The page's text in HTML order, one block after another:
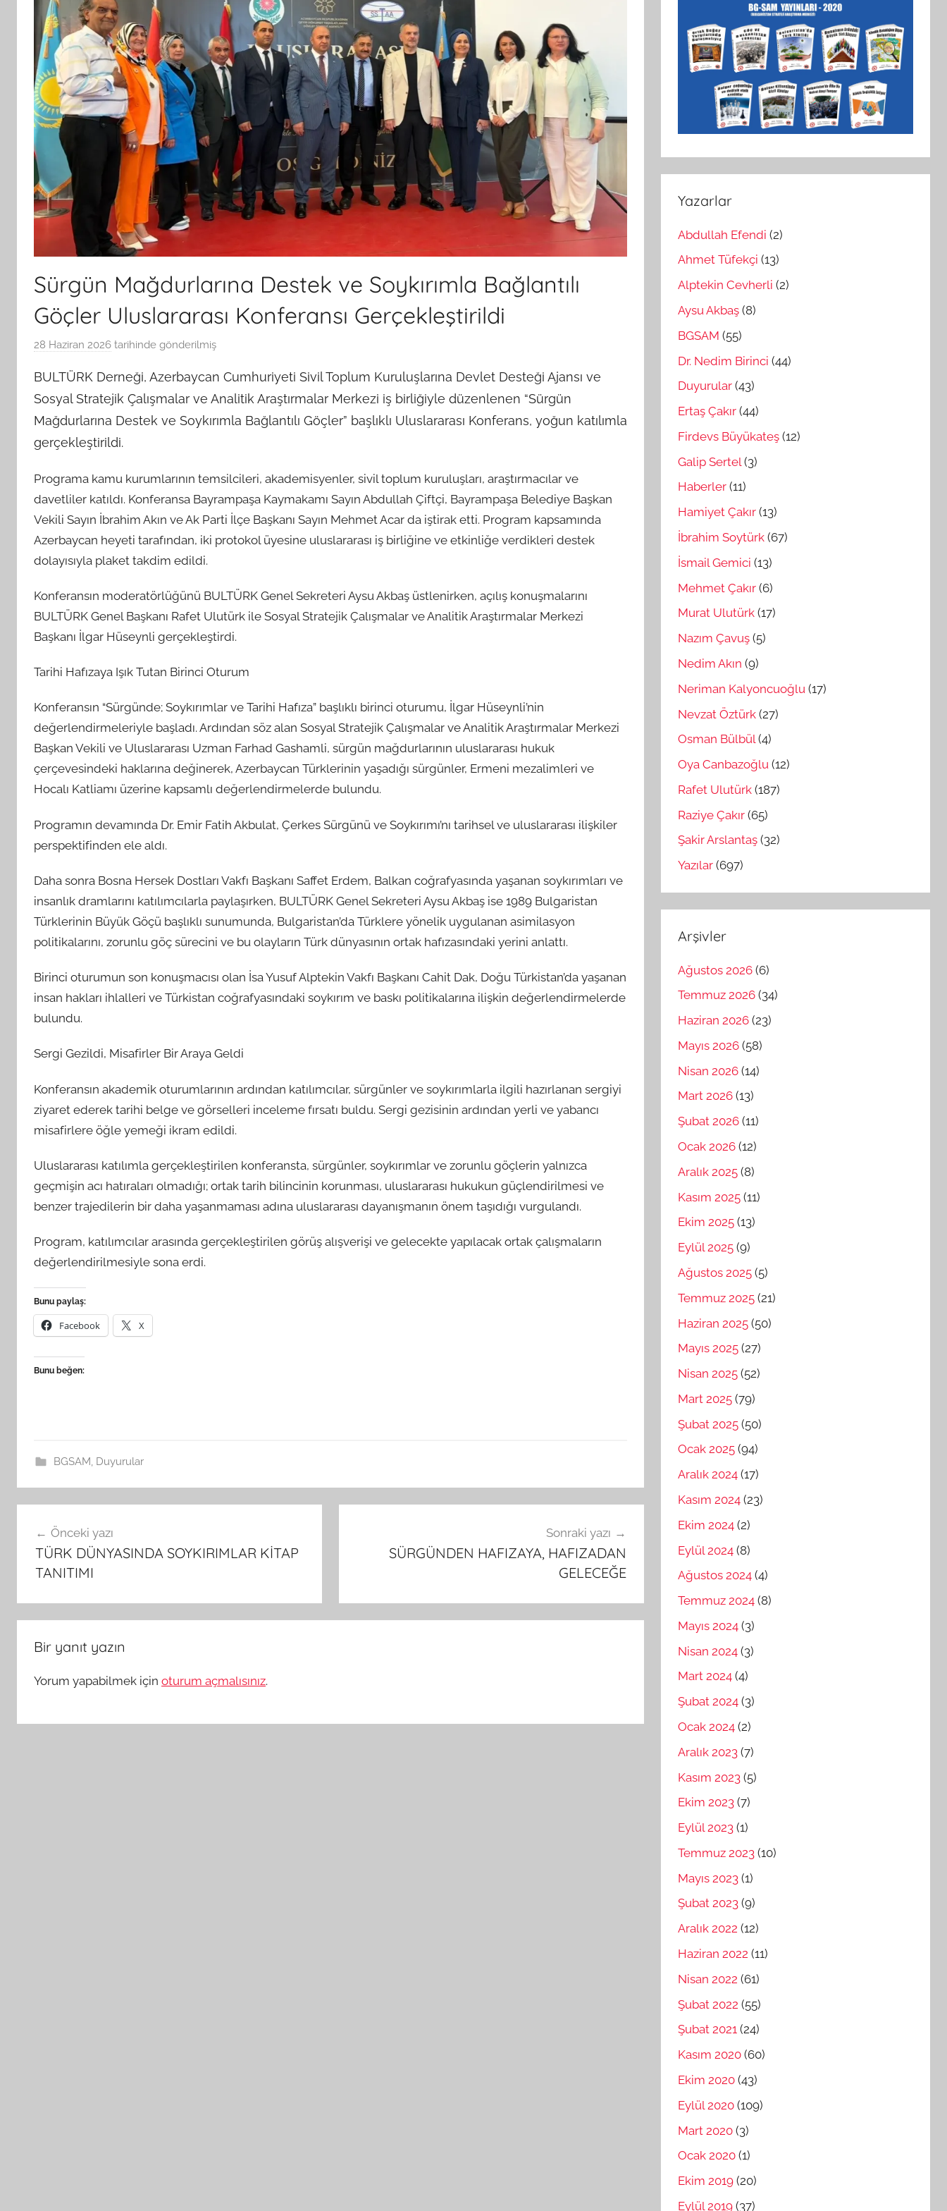
Sürgün Mağdurlarına Destek ve Soykırımla Bağlantılı
Göçler Uluslararası Konferansı Gerçekleştirildi
28 Haziran 2026 tarihinde gönderilmiş
S
A
M
n
n
BULTÜRK Derneği, Azerbaycan Cumhuriyeti Sivil Toplum Kuruluşlarına Devlet Desteği Ajansı ve
Sosyal Stratejik Çalışmalar ve Analitik Araştırmalar Merkezi iş birliğiyle düzenlenen “Sürgün
Mağdurlarına Destek ve Soykırımla Bağlantılı Göçler” başlıklı Uluslararası Konferans, yoğun katılımla
gerçekleştirildi.
Programa kamu kurumlarının temsilcileri, akademisyenler, sivil toplum kuruluşları, araştırmacılar ve
davetliler katıldı. Konferansa Bayrampaşa Kaymakamı Sayın Abdullah Çiftçi, Bayrampaşa Belediye Başkan
Vekili Sayın İbrahim Akın ve Ak Parti İlçe Başkanı Sayın Mehmet Acar da iştirak etti. Program kapsamında
Azerbaycan heyeti tarafından, iki protokol üyesine uluslararası iş birliğine ve etkinliğe verdikleri destek
dolayısıyla plaket takdim edildi.
Konferansın moderatörlüğünü BULTÜRK Genel Sekreteri Aysu Akbaş üstlenirken, açılış konuşmalarını
BULTÜRK Genel Başkanı Rafet Ulutürk ile Sosyal Stratejik Çalışmalar ve Analitik Araştırmalar Merkezi
Başkanı İlgar Hüseynli gerçekleştirdi.
Tarihi Hafızaya Işık Tutan Birinci Oturum
Konferansın “Sürgünde; Soykırımlar ve Tarihi Hafıza” başlıklı birinci oturumu, İlgar Hüseynli’nin
değerlendirmeleriyle başladı. Ardından söz alan Sosyal Stratejik Çalışmalar ve Analitik Araştırmalar Merkezi
Başkan Vekili ve Uluslararası Uzman Farhad Gashamli, sürgün mağdurlarının uluslararası hukuk
çerçevesindeki haklarına değinerek, Azerbaycan Türklerinin yaşadığı sürgünler, Ermeni mezalimleri ve
Hocalı Katliamı üzerine kapsamlı değerlendirmelerde bulundu.
Programın devamında Dr. Emir Fatih Akbulat, Çerkes Sürgünü ve Soykırımı’nı tarihsel ve uluslararası ilişkiler
perspektifinden ele aldı.
Daha sonra Bosna Hersek Dostları Vakfı Başkanı Saffet Erdem, Balkan coğrafyasında yaşanan soykırımları ve
insanlık dramlarını katılımcılarla paylaşırken, BULTÜRK Genel Sekreteri Aysu Akbaş ise 1989 Bulgaristan
Türklerinin Büyük Göçü başlıklı sunumunda, Bulgaristan’da Türklere yönelik uygulanan asimilasyon
politikalarını, zorunlu göç sürecini ve bu olayların Türk dünyasının ortak hafızasındaki yerini anlattı.
Birinci oturumun son konuşmacısı olan İsa Yusuf Alptekin Vakfı Başkanı Cahit Dak, Doğu Türkistan’da yaşanan
insan hakları ihlalleri ve Türkistan coğrafyasındaki soykırım ve baskı politikalarına ilişkin değerlendirmelerde
bulundu.
Sergi Gezildi, Misafirler Bir Araya Geldi
Konferansın akademik oturumlarının ardından katılımcılar, sürgünler ve soykırımlarla ilgili hazırlanan sergiyi
ziyaret ederek tarihi belge ve görselleri inceleme fırsatı buldu. Sergi gezisinin ardından yerli ve yabancı
misafirlere öğle yemeği ikram edildi.
Uluslararası katılımla gerçekleştirilen konferansta, sürgünler, soykırımlar ve zorunlu göçlerin yalnızca
geçmişin acı hatıraları olmadığı; ortak tarih bilincinin korunması, uluslararası hukukun güçlendirilmesi ve
benzer trajedilerin bir daha yaşanmaması adına uluslararası dayanışmanın önem taşıdığı vurgulandı.
Program, katılımcılar arasında gerçekleştirilen görüş alışverişi ve gelecekte yapılacak ortak çalışmaların
değerlendirilmesiyle sona erdi.
Bunu paylaş:
Facebook X
Bunu beğen:
BGSAM, Duyurular
gezinmesi
Önceki yazı
TÜRK DÜNYASINDA SOYKIRIMLAR KİTAP
TANITIMI
Sonraki yazı
SÜRGÜNDEN HAFIZAYA, HAFIZADAN
GELECEĞE
Bir yanıt yazın
Yorum yapabilmek için oturum açmalısınız.
Yazarlar
Abdullah Efendi (2)
Ahmet Tüfekçi (13)
Alptekin Cevherli (2)
Aysu Akbaş (8)
BGSAM (55)
Dr. Nedim Birinci (44)
Duyurular (43)
Ertaş Çakır (44)
Firdevs Büyükateş (12)
Galip Sertel (3)
Haberler (11)
Hamiyet Çakır (13)
İbrahim Soytürk (67)
İsmail Gemici (13)
Mehmet Çakır (6)
Murat Ulutürk (17)
Nazım Çavuş (5)
Nedim Akın (9)
Neriman Kalyoncuoğlu (17)
Nevzat Öztürk (27)
Osman Bülbül(4)
Oya Canbazoğlu (12)
Rafet Ulutürk (187)
Raziye Çakır (65)
Şakir Arslantaş (32)
Yazılar (697)
Arşivler
Ağustos 2026 (6)
Temmuz 2026 (34)
Haziran 2026 (23)
Mayıs 2026 (58)
Nisan 2026 (14)
Mart 2026 (13)
Şubat 2026 (11)
Ocak 2026 (12)
Aralık 2025 (8)
Kasım 2025 (11)
Ekim 2025 (13)
Eylül 2025 (9)
Ağustos 2025 (5)
Temmuz 2025 (21)
Haziran 2025 (50)
Mayıs 2025 (27)
Nisan 2025 (52)
Mart 2025 (79)
Şubat 2025 (50)
Ocak 2025 (94)
Aralık 2024 (17)
Kasım 2024 (23)
Ekim 2024 (2)
Eylül 2024 (8)
Ağustos 2024 (4)
Temmuz 2024 (8)
Mayıs 2024 (3)
Nisan 2024 (3)
Mart 2024 (4)
Şubat 2024 (3)
Ocak 2024 (2)
Aralık 2023 (7)
Kasım 2023 (5)
Ekim 2023 (7)
Eylül 2023 (1)
Temmuz 2023 (10)
Mayıs 2023 (1)
Şubat 2023 (9)
Aralık 2022 (12)
Haziran 2022 (11)
Nisan 2022 (61)
Şubat 2022 (55)
Şubat 2021 (24)
Kasım 2020 (60)
Ekim 2020 (43)
Eylül 2020 (109)
Mart 2020 (3)
Ocak 2020 (1)
Ekim 2019 (20)
Eylül 2019 (37)